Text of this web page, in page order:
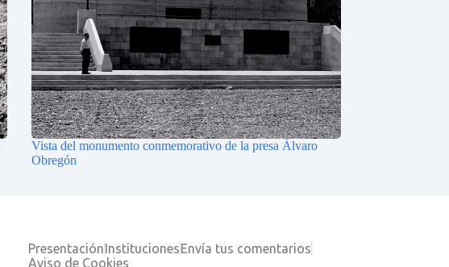
Vista del monumento conmemorativo de la presa Álvaro
Obregón
PresentaciónInstitucionesEnvía tus comentarios
Aviso de Cookies